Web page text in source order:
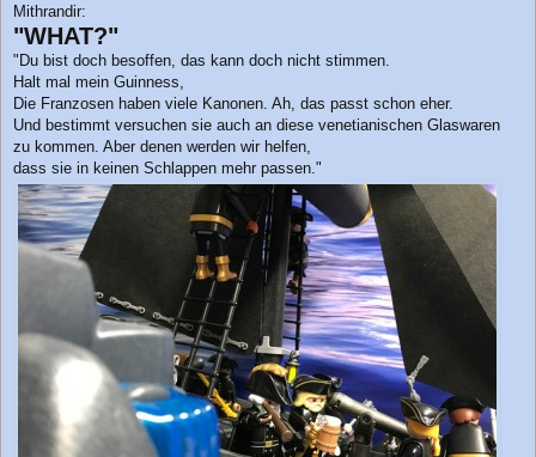
Mithrandir:
"WHAT?"
"Du bist doch besoffen, das kann doch nicht stimmen.
Halt mal mein Guinness,
Die Franzosen haben viele Kanonen. Ah, das passt schon eher.
Und bestimmt versuchen sie auch an diese venetianischen Glaswaren
zu kommen. Aber denen werden wir helfen,
dass sie in keinen Schlappen mehr passen."